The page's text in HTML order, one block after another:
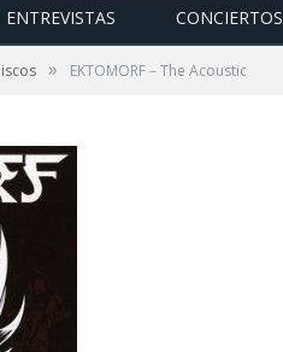
ENTREVISTAS CONCIERTOS
» EKTOMORF – The Acoustic